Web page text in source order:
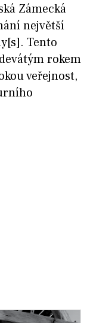
Zámecká
největší
Tento
rokem
veřejnost,